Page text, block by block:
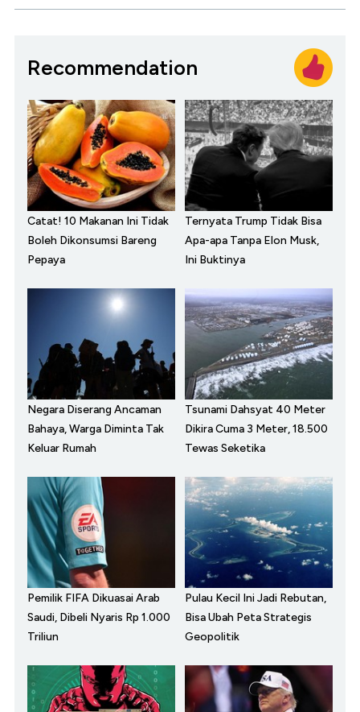
Recommendation
Catat! 10 Makanan Ini Tidak
Boleh Dikonsumsi Bareng
Pepaya
Ternyata Trump Tidak Bisa
Apa-apa Tanpa Elon Musk,
Ini Buktinya
Negara Diserang Ancaman
Bahaya, Warga Diminta Tak
Keluar Rumah
Tsunami Dahsyat 40 Meter
Dikira Cuma 3 Meter, 18.500
Tewas Seketika
Pemilik FIFA Dikuasai Arab
Saudi, Dibeli Nyaris Rp 1.000
Triliun
Pulau Kecil Ini Jadi Rebutan,
Bisa Ubah Peta Strategis
Geopolitik